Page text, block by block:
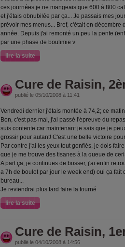
ces journées je ne mangeais que 600 à 800
et j'étais obnubilée par ça... Je passais mes
prévoir mes menus... Bref, c'était en décembre
année. Depuis j'ai remonté un peu la pente
par une phase de boulimie v
lire la suite
Cure de Raisin,
publié le 05/10/2008 à 11:41
Vendredi dernier j'étais montée à 74,2; ce
Bon, c'est pas mal, j'ai passé l'épreuve du
suis contente car maintenant je sais que je
grossir pour autant! C'est une belle victoire
Par contre j'ai les yeux tout gonflés, je dois
que je me trouve des tisanes à la queue de
A part ça, je continues de bosser, j'ai enfin
a 7h de boulot par jour le week end) oui ça fait
bureau...
Je reviendrai plus tard faire la tourné
lire la suite
Cure de Raisin,
publié le 04/10/2008 à 14:56